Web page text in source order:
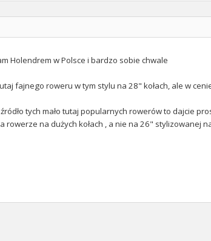
Holendrem w Polsce i bardzo sobie chwale
fajnego roweru w tym stylu na 28" kołach, ale w
tych mało tutaj popularnych rowerów to dajcie
rowerze na dużych kołach , a nie na 26" stylizowanej